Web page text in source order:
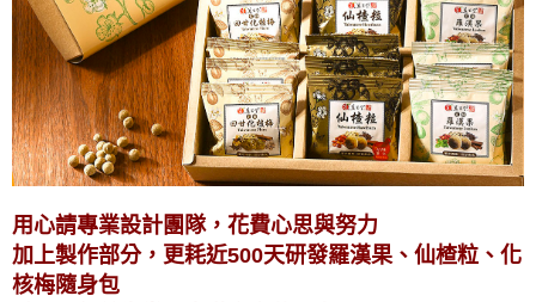
用心請專業設計團隊，花費心思與努力
加上製作部分，更耗近500天研發羅漢果、仙楂粒、化
核梅隨身包